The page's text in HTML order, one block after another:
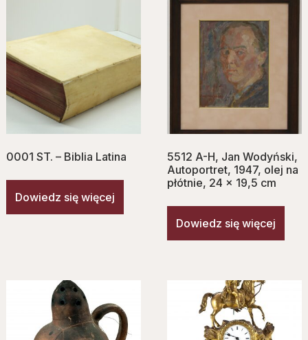
0001 ST. – Biblia Latina
Dowiedz się więcej
5512 A-H, Jan Wodyński,
Autoportret, 1947, olej na
płótnie, 24 x 19,5 cm
Dowiedz się więcej